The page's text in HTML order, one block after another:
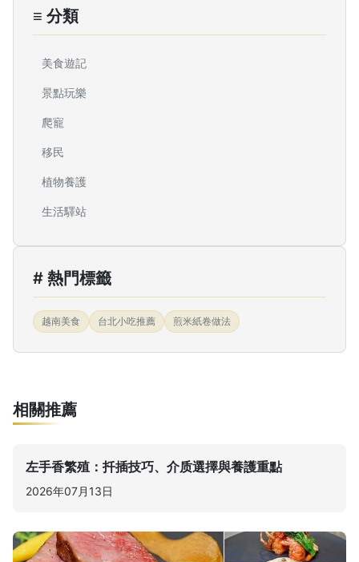
≡ 分類
美食遊記
景點玩樂
爬寵
移民
植物養護
生活驛站
# 熱門標籤
越南美食 台北小吃推薦 煎米紙卷做法
相關推薦
左手香繁殖：扦插技巧、介质選擇與養護重點
2026年07月13日